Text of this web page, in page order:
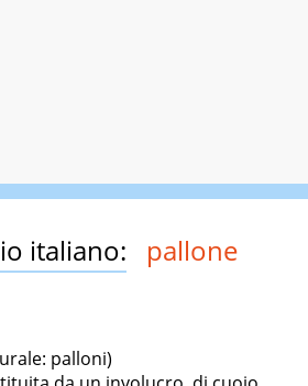
italiano: pallone
palloni)